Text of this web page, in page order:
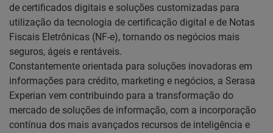
de certificados digitais e soluções customizadas para
utilização da tecnologia de certificação digital e de Notas
Fiscais Eletrônicas (NF-e), tornando os negócios mais
seguros, ágeis e rentáveis.
Constantemente orientada para soluções inovadoras em
informações para crédito, marketing e negócios, a Serasa
Experian vem contribuindo para a transformação do
mercado de soluções de informação, com a incorporação
contínua dos mais avançados recursos de inteligência e